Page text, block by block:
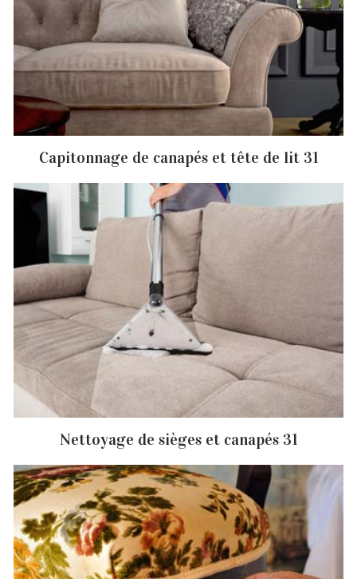
Capitonnage de canapés et tête de lit 31
Nettoyage de sièges et canapés 31